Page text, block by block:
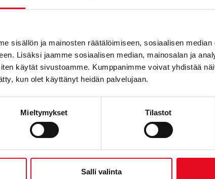
sisällön ja mainosten räätälöimiseen, sosiaalisen
Lisäksi jaamme sosiaalisen median, mainosalan ja
käytät sivustoamme. Kumppanimme voivat yhdistää
kun olet käyttänyt heidän palvelujaan.
Mieltymykset Tilastot
Salli valinta
liittyvät